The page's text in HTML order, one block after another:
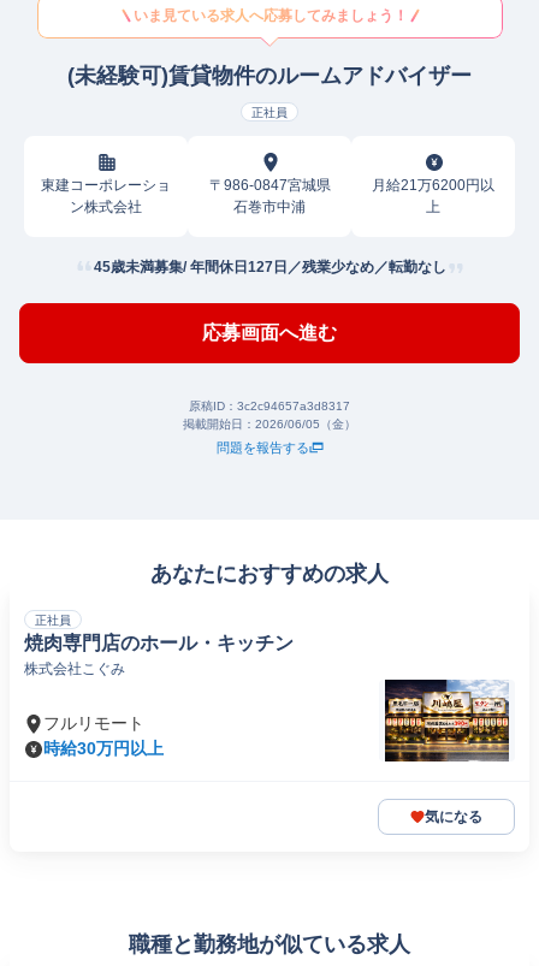
いま見ている求人へ応募してみましょう！
(未経験可)賃貸物件のルームアドバイザー
正社員
東建コーポレーショ
ン株式会社
〒986-0847宮城県
石巻市中浦
月給21万6200円以
上
45歳未満募集/ 年間休日127日／残業少なめ／転勤なし
応募画面へ進む
原稿ID： 3c2c94657a3d8317
掲載開始日： 2026/06/05（金）
問題を報告する
あなたにおすすめの求人
正社員
焼肉専門店のホール・キッチン
株式会社こぐみ
フルリモート
時給30万円以上
気になる
職種と勤務地が似ている求人